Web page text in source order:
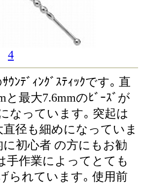
4
ｳﾝﾃﾞｨﾝｸﾞｽﾃｨｯｸです｡ 直
と最大7.6mmのﾋﾞｰｽﾞが
なっています｡ 突起は
径も細めになっていま
初心者 の方にもお勧
手作業によってとても
られています｡ 使用前